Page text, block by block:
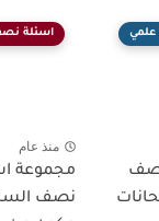
علمي اسئلة
منذ عام
مجموعة
نصف